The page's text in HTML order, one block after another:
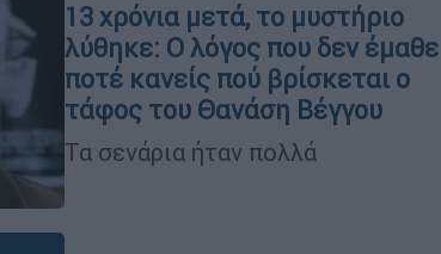
13 χρόνια μετά, το μυστήριο
λύθηκε: Ο λόγος που δεν έμαθε
ποτέ κανείς πού βρίσκεται ο
τάφος του Θανάση Βέγγου
Τα σενάρια ήταν πολλά